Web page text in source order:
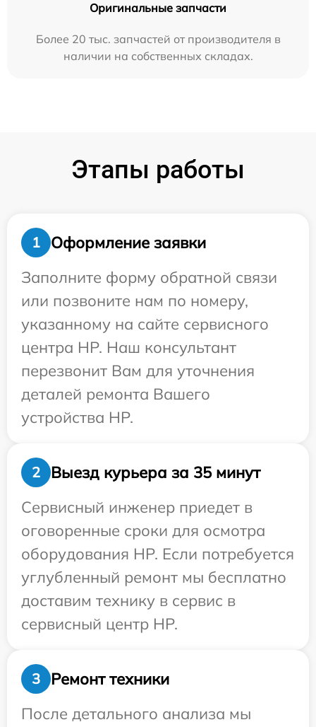
Оригинальные запчасти
Более 20 тыс. запчастей от производителя в
наличии на собственных складах.
Этапы работы
1
Оформление заявки
Заполните форму обратной связи
или позвоните нам по номеру,
указанному на сайте сервисного
центра HP. Наш консультант
перезвонит Вам для уточнения
деталей ремонта Вашего
устройства HP.
2
Выезд курьера за 35 минут
Сервисный инженер приедет в
оговоренные сроки для осмотра
оборудования HP. Если потребуется
углубленный ремонт мы бесплатно
доставим технику в сервис в
сервисный центр HP.
3
Ремонт техники
После детального анализа мы